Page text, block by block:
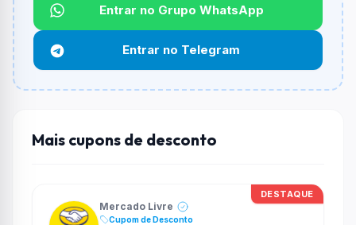
Funciona em qualquer produto?
Não necessariamente. Depende de itens participantes
e alguns vendedores ou produtos especificos podem
não aceitar cupons.
Entrar no Grupo WhatsApp
Entrar no Telegram
Mais cupons de desconto
DESTAQUE
Mercado Livre
Cupom de Desconto